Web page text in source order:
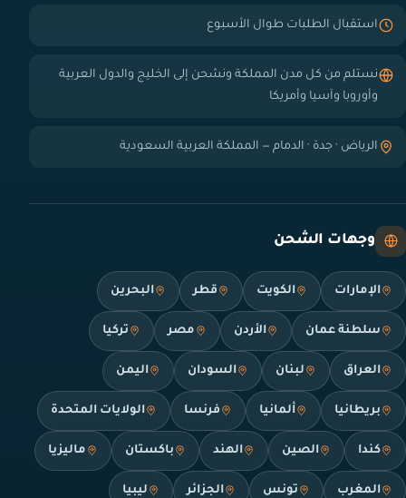
استقبال الطلبات طوال الأسبوع
نستلم من كل مدن المملكة ونشحن إلى الخليج والدول العربية
وأوروبا وآسيا وأمريكا
الرياض · جدة · الدمام — المملكة العربية السعودية
وجهات الشحن
الإمارات الكويت قطر البحرين
سلطنة عمان الأردن مصر تركيا
العراق لبنان السودان اليمن
بريطانيا ألمانيا فرنسا الولايات المتحدة
كندا الصين الهند باكستان ماليزيا
المغرب تونس الجزائر ليبيا